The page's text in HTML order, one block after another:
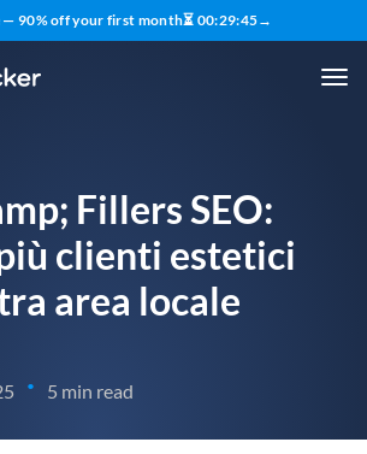
— 90% off your first month⏳ 00:29:44→
Fillers SEO:
clienti estetici
area locale
• 5 min read